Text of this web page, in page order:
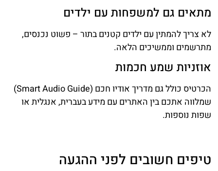
מתאים גם למשפחות עם ילדים
לא צריך להמתין עם ילדים קטנים בתור – פשוט נכנסים,
מתרשמים וממשיכים הלאה.
אוזניות שמע חכמות
הכרטיס כולל גם מדריך אודיו חכם (Smart Audio Guide)
שמלווה אתכם בין האתרים עם מידע בעברית, אנגלית או
שפות נוספות.
טיפים חשובים לפני ההגעה